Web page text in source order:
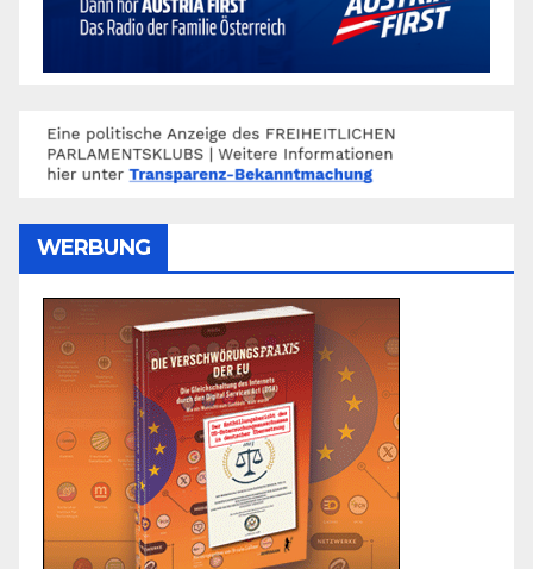
WERBUNG